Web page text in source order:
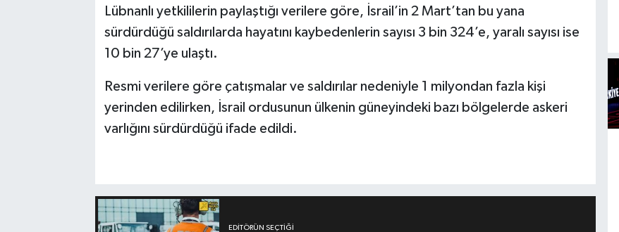
Lübnanlı yetkililerin paylaştığı verilere göre, İsrail’in 2 Mart’tan bu yana
sürdürdüğü saldırılarda hayatını kaybedenlerin sayısı 3 bin 324’e, yaralı sayısı ise
10 bin 27’ye ulaştı.
Resmi verilere göre çatışmalar ve saldırılar nedeniyle 1 milyondan fazla kişi
yerinden edilirken, İsrail ordusunun ülkenin güneyindeki bazı bölgelerde askeri
varlığını sürdürdüğü ifade edildi.
EDITÖRÜN SEÇTIĞI